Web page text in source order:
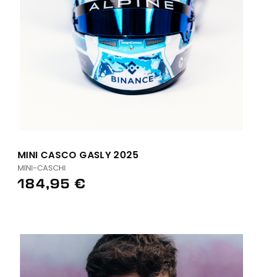
MINI CASCO GASLY 2025
MINI-CASCHI
184,95 €